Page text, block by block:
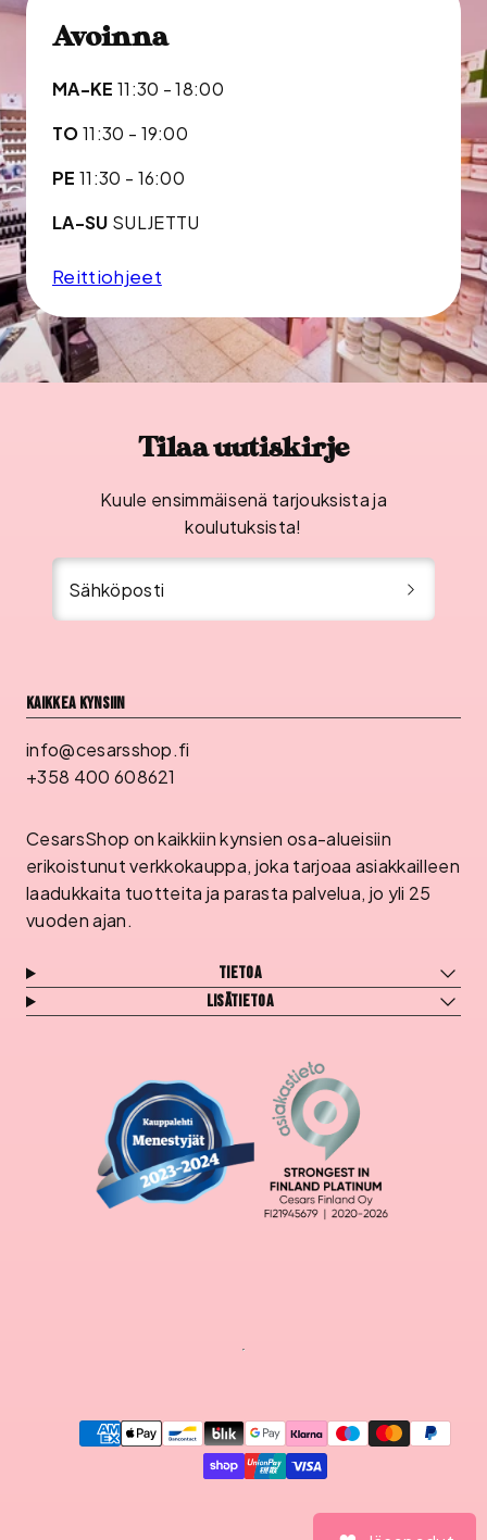
Avoinna
MA-KE 11:30 - 18:00
TO11:30 - 19:00
PE 11:30 - 16:00
LA-SU SULJETTU
Reittiohjeet
Tilaa uutiskirje
Kuule ensimmäisenä tarjouksista ja
koulutuksista!
Sähköposti
Kaikkea kynsiin
info@cesarsshop.fi
+358 400 608621
CesarsShop on kaikkiin kynsien osa-alueisiin
erikoistunut verkkokauppa, joka tarjoaa asiakkailleen
laadukkaita tuotteita ja parasta palvelua, jo yli 25
vuoden ajan.
Tietoa
Lisätietoa
Maksutavat